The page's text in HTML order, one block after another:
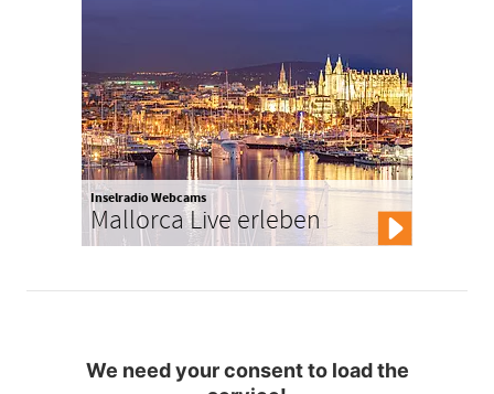
Inselradio Webcams
Mallorca Live erleben
We need your consent to load the